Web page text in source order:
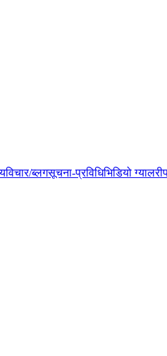
विचार/ब्लगसूचना-प्रविधिभिडियो ग्यालरी